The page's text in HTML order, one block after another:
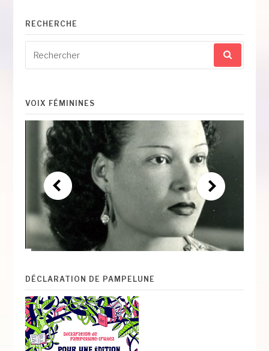
RECHERCHE
pour
:
VOIX FÉMININES
DÉCLARATION DE PAMPELUNE